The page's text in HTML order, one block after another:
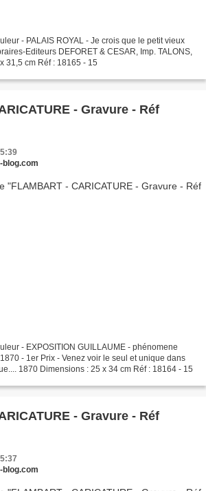
- PALAIS ROYAL - Je crois que le petit vieux
Editeurs DEFORET & CESAR, Imp. TALONS,
31,5 cm Réf : 18165 - 15
- Gravure - Réf
- EXPOSITION GUILLAUME - phénomene
- 1er Prix - Venez voir le seul et unique dans
1870 Dimensions : 25 x 34 cm Réf : 18164 - 15
- Gravure - Réf
blog.com